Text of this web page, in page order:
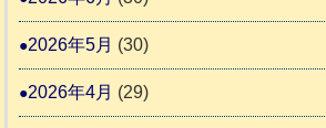
本
物
2026年5月 (30)
2026年4月 (29)